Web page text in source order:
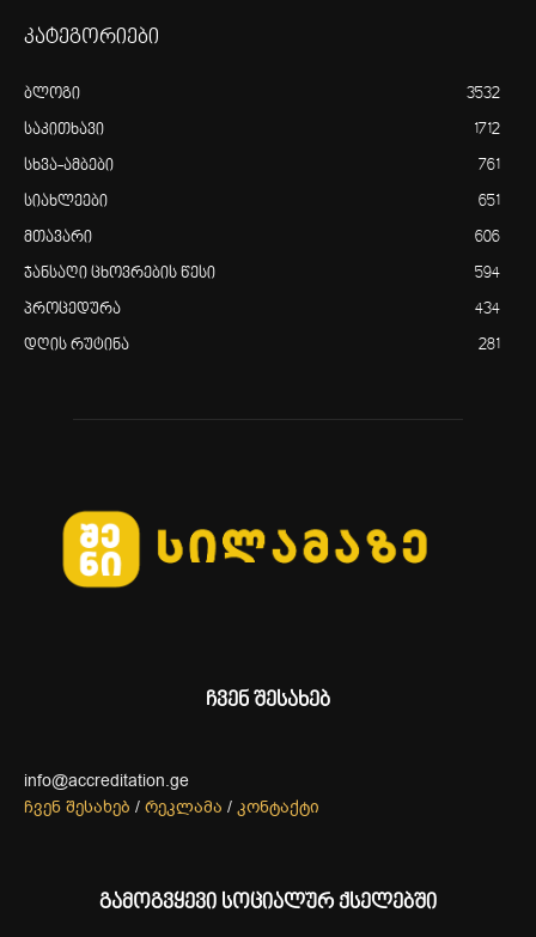
კატეგორიები
ბლოგი 3532
საკითხავი 1712
სხვა-ამბები 761
სიახლეები 651
მთავარი 606
ჯანსაღი ცხოვრების წესი 594
პროცედურა 434
დღის რუტინა 281
ჩვენ შესახებ
info@accreditation.ge
ჩვენ შესახებ / რეკლამა / კონტაქტი
გამოგვყევი სოციალურ ქსელებში